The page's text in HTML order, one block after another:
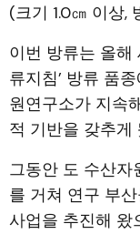
(크기 1.0㎝ 이상,
이번 방류는 올해
류지침’ 방류 품
원연구소가 지속
적 기반을 갖추게
그동안 도 수산자
를 거쳐 연구 부
사업을 추진해 왔